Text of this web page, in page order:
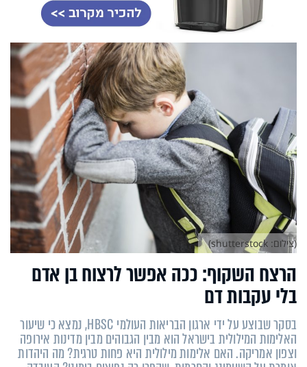
הרצח השקוף: ככה אפשר לרצוח בן אדם
בלי עקבות דם
בסקר שבוצע על ידי ארגון הבריאות העולמי HBSC, נמצא כי שיעור
האלימות המילולית בישראל הוא מבין הגבוהים מבין מדינות אירופה
וצפון אמריקה. האם אלימות מילולית היא פחות טרגית? מה היהדות
(צילום: shutterstock)